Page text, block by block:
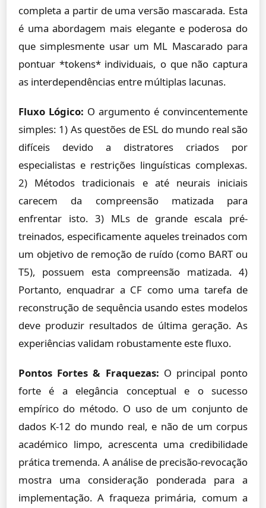
completa a partir de uma versão mascarada. Esta
é uma abordagem mais elegante e poderosa do
que simplesmente usar um ML Mascarado para
pontuar *tokens* individuais, o que não captura
as interdependências entre múltiplas lacunas.
Fluxo Lógico: O argumento é convincentemente
simples: 1) As questões de ESL do mundo real são
difíceis devido a distratores criados por
especialistas e restrições linguísticas complexas.
2) Métodos tradicionais e até neurais iniciais
carecem da compreensão matizada para
enfrentar isto. 3) MLs de grande escala pré-
treinados, especificamente aqueles treinados com
um objetivo de remoção de ruído (como BART ou
T5), possuem esta compreensão matizada. 4)
Portanto, enquadrar a CF como uma tarefa de
reconstrução de sequência usando estes modelos
deve produzir resultados de última geração. As
experiências validam robustamente este fluxo.
Pontos Fortes & Fraquezas: O principal ponto
forte é a elegância conceptual e o sucesso
empírico do método. O uso de um conjunto de
dados K-12 do mundo real, e não de um corpus
académico limpo, acrescenta uma credibilidade
prática tremenda. A análise de precisão-revocação
mostra uma consideração ponderada para a
implementação. A fraqueza primária, comum a